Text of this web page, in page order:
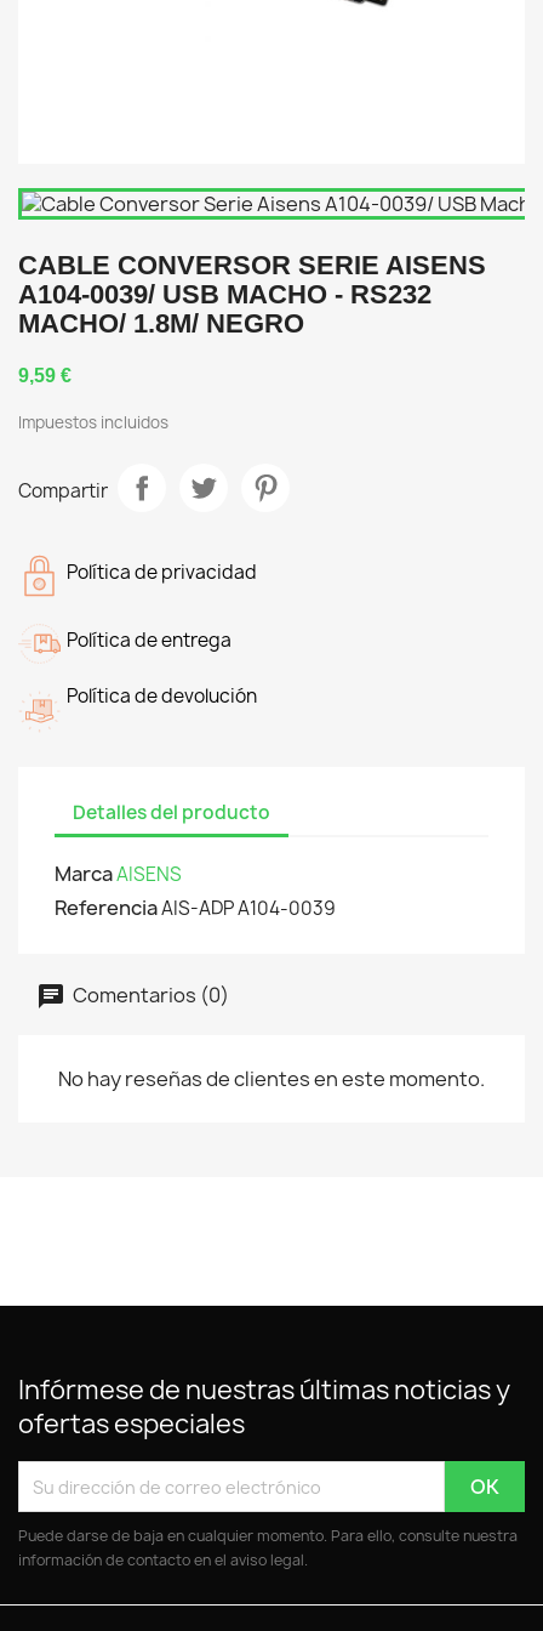
CABLE CONVERSOR SERIE AISENS
A104-0039/ USB MACHO - RS232
MACHO/ 1.8M/ NEGRO
9,59 €
Impuestos incluidos
Compartir
Política de privacidad
Política de entrega
Política de devolución
Detalles del producto
MarcaAISENS
ReferenciaAIS-ADP A104-0039
Comentarios (0)
No hay reseñas de clientes en este momento.
Infórmese de nuestras últimas noticias y
ofertas especiales
Puede darse de baja en cualquier momento. Para ello, consulte nuestra
información de contacto en el aviso legal.